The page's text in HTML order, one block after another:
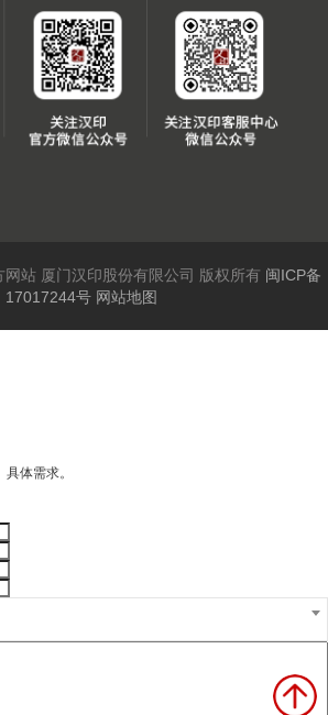
站 厦门汉印股份有限公司 版权所有 闽ICP备
17017244号 网站地图
体需求。